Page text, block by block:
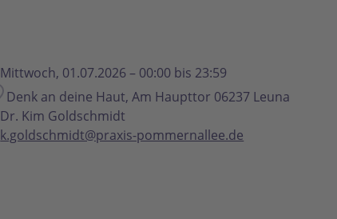
Mittwoch, 01.07.2026 – 00:00 bis 23:59
Denk an deine Haut, Am Haupttor 06237 Leuna
Dr. Kim Goldschmidt
k.goldschmidt@praxis-pommernallee.de